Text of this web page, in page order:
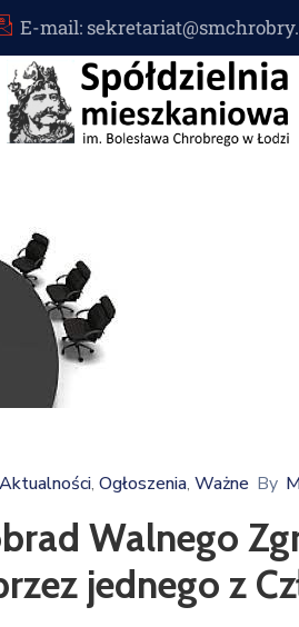
E-mail:
Aktualności‚ Ogłoszenia‚ Ważne By
Walnego
jednego z